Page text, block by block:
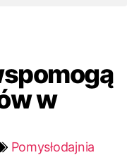
w
Pomysłodajnia